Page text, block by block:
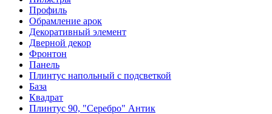
Профиль
Обрамление арок
Декоративный элемент
Дверной декор
Фронтон
Панель
Плинтус напольный с подсветкой
База
Квадрат
Плинтус 90, "Серебро" Антик